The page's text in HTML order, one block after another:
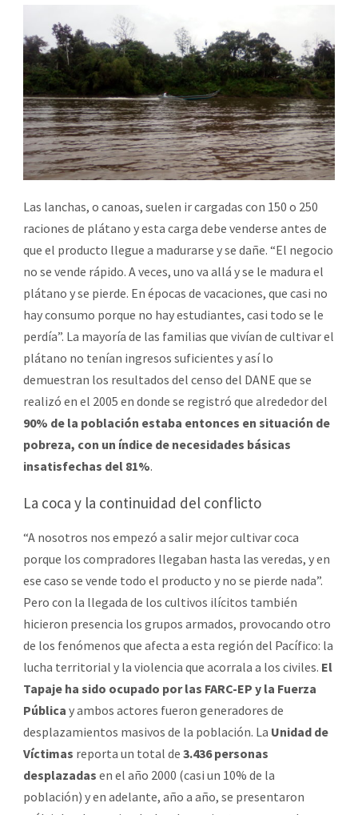
Las lanchas, o canoas, suelen ir cargadas con 150 o 250
raciones de plátano y esta carga debe venderse antes de
que el producto llegue a madurarse y se dañe. “El negocio
no se vende rápido. A veces, uno va allá y se le madura el
plátano y se pierde. En épocas de vacaciones, que casi no
hay consumo porque no hay estudiantes, casi todo se le
perdía”. La mayoría de las familias que vivían de cultivar el
plátano no tenían ingresos suficientes y así lo
demuestran los resultados del censo del DANE que se
realizó en el 2005 en donde se registró que alrededordel
90% de la población estaba entonces en situación de
pobreza, con un índice de necesidades básicas
insatisfechas del 81%.
La coca y la continuidad del conflicto
“A nosotros nos empezó a salir mejor cultivar coca
porque los compradores llegaban hasta las veredas, y en
ese caso se vende todo el producto y no se pierde nada”.
Pero con la llegada de los cultivos ilícitos también
hicieron presencia los grupos armados, provocando otro
de los fenómenos que afecta a esta región del Pacífico: la
lucha territorial y la violencia que acorrala a los civiles. El
Tapaje ha sido ocupado por las FARC-EP y la Fuerza
Pública y ambos actores fueron generadores de
desplazamientos masivos de la población. La Unidad de
Víctimas reporta un total de 3.436 personas
desplazadas en el año 2000 (casi un 10% de la
población) y en adelante, año a año, se presentaron